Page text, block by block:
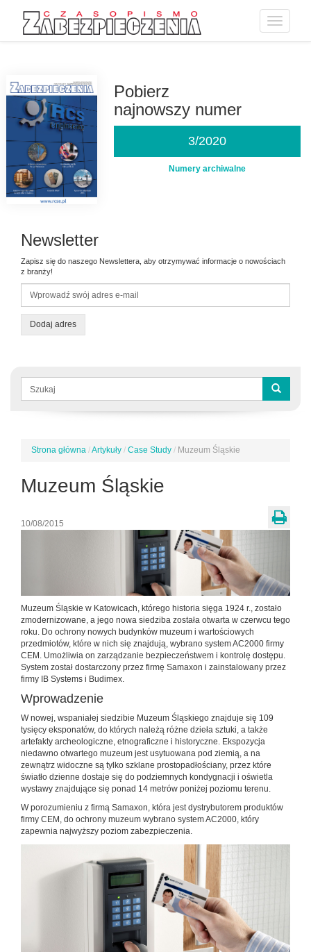
Toggle
Pobierz
najnowszy numer
3/2020
Numery archiwalne
Newsletter
Zapisz się do naszego Newslettera, aby otrzymywać informacje o nowościach
z branży!
Dodaj adres
Formularz
wyszukiwania
Jesteś
Strona główna /Artykuły / Case Study / Muzeum Śląskie
Muzeum Śląskie
10/08/2015
Muzeum Śląskie w Katowicach, którego historia sięga 1924 r., zostało
zmodernizowane, a jego nowa siedziba została otwarta w czerwcu tego
roku. Do ochrony nowych budynków muzeum i wartościowych
przedmiotów, które w nich się znajdują, wybrano system AC2000 firmy
CEM. Umożliwia on zarządzanie bezpieczeństwem i kontrolę dostępu.
System został dostarczony przez firmę Samaxon i zainstalowany przez
firmy IB Systems i Budimex.
Wprowadzenie
W nowej, wspaniałej siedzibie Muzeum Śląskiego znajduje się 109
tysięcy eksponatów, do których należą różne dzieła sztuki, a także
artefakty archeologiczne, etnograficzne i historyczne. Ekspozycja
niedawno otwartego muzeum jest usytuowana pod ziemią, a na
zewnątrz widoczne są tylko szklane prostopadłościany, przez które
światło dzienne dostaje się do podziemnych kondygnacji i oświetla
wystawy znajdujące się ponad 14 metrów poniżej poziomu terenu.
W porozumieniu z firmą Samaxon, która jest dystrybutorem produktów
firmy CEM, do ochrony muzeum wybrano system AC2000, który
zapewnia najwyższy poziom zabezpieczenia.